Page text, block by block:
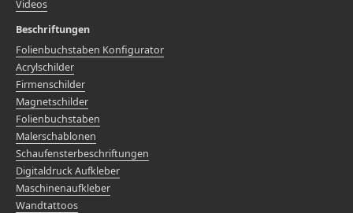
Videos
Beschriftungen
Folienbuchstaben Konfigurator
Acrylschilder
Firmenschilder
Magnetschilder
Folienbuchstaben
Malerschablonen
Schaufensterbeschriftungen
Digitaldruck Aufkleber
Maschinenaufkleber
Wandtattoos